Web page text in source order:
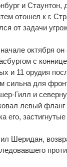
и
отошел к г.
от задачи
октября
с
и 11 орудия
сильна для
Гилл и
левый
его,
Шеридан,